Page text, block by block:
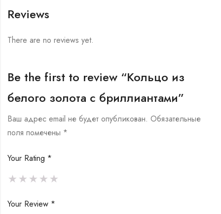
Reviews
There are no reviews yet.
Be the first to review “Кольцо из
белого золота с бриллиантами”
Ваш адрес email не будет опубликован. Обязательные
поля помечены *
Your Rating *
Your Review *